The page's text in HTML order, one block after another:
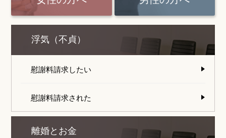
浮気（不貞）
慰謝料請求したい
慰謝料請求された
離婚とお金